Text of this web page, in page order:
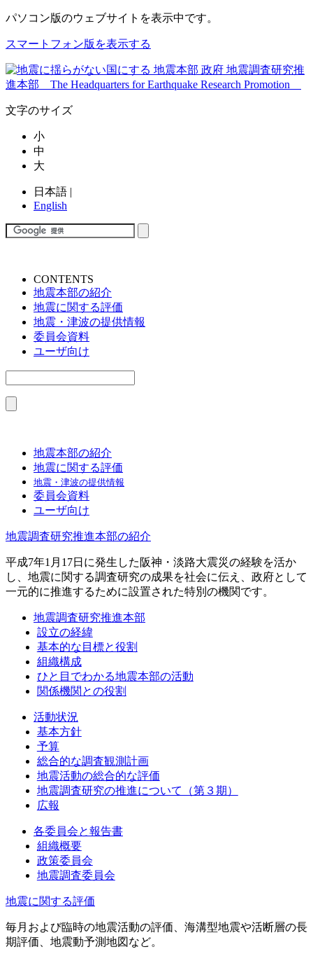
パソコン版のウェブサイトを表示中です。
スマートフォン版を表示する
文字のサイズ
小
中
大
日本語 |
English
CONTENTS
地震本部の紹介
地震に関する評価
地震・津波の提供情報
委員会資料
ユーザ向け
地震本部の紹介
地震に関する評価
地震・津波の提供情報
委員会資料
ユーザ向け
地震調査研究推進本部の紹介
平成7年1月17日に発生した阪神・淡路大震災の経験を活か
し、地震に関する調査研究の成果を社会に伝え、政府として
一元的に推進するために設置された特別の機関です。
地震調査研究推進本部
設立の経緯
基本的な目標と役割
組織構成
ひと目でわかる地震本部の活動
関係機関との役割
活動状況
基本方針
予算
総合的な調査観測計画
地震活動の総合的な評価
地震調査研究の推進について（第３期）
広報
各委員会と報告書
組織概要
政策委員会
地震調査委員会
地震に関する評価
毎月および臨時の地震活動の評価、海溝型地震や活断層の長
期評価、地震動予測地図など。